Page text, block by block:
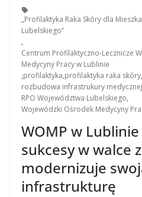
„Profilaktyka Raka Skóry dla
Lubelskiego”
,
Centrum Profilaktyczno-Lecznicze
Medycyny Pracy w Lublinie
,profilaktyka,profilaktyka raka skóry,
rozbudowa infrastrukury medycznej
RPO Województwa Lubelskiego,
Wojewódzki Ośrodek Medycyny
WOMP w
sukcesy w walce
modernizuje
infrastrukturę